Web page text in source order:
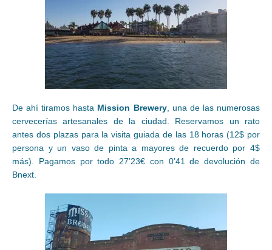
De ahí tiramos hasta Mission Brewery, una de las numerosas
cervecerías artesanales de la ciudad. Reservamos un rato
antes dos plazas para la visita guiada de las 18 horas (12$ por
persona y un vaso de pinta a mayores de recuerdo por 4$
más). Pagamos por todo 27’23€ con 0’41 de devolución de
Bnext.